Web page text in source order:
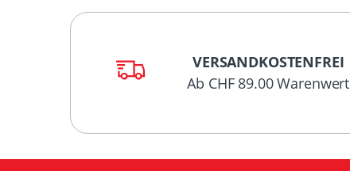
VERSANDKOSTENFREI
Ab CHF 89.00 Warenwert